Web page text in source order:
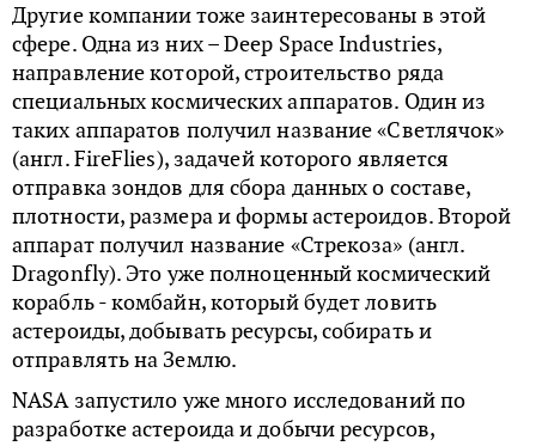
Другие компании тоже заинтересованы в этой
сфере. Одна из них – Deep Space Industries,
направление которой, строительство ряда
специальных космических аппаратов. Один из
таких аппаратов получил название «Светлячок»
(англ. FireFlies), задачей которого является
отправка зондов для сбора данных о составе,
плотности, размера и формы астероидов. Второй
аппарат получил название «Стрекоза» (англ.
Dragonfly). Это уже полноценный космический
корабль - комбайн, который будет ловить
астероиды, добывать ресурсы, собирать и
отправлять на Землю.
NASA запустило уже много исследований по
разработке астероида и добычи ресурсов,